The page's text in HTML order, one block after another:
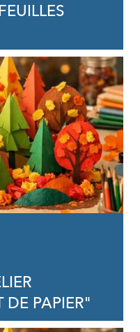
DE PAPIER"